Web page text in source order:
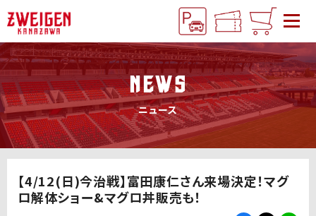
NEWS
ニュース
【4/12(日)今治戦】富田康仁さん来場決定！マグ
ロ解体ショー&マグロ丼販売も！